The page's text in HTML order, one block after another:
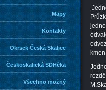
Mapy
Kontakty
Okrsek Česká Skalice
Českoskalická SDHčka
Všechno možný